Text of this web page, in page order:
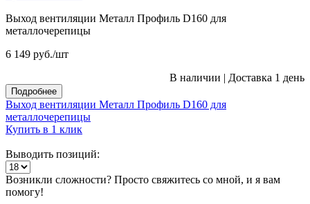
Выход вентиляции Металл Профиль D160 для
металлочерепицы
6 149 руб./шт
В наличии | Доставка 1 день
Подробнее
Выход вентиляции Металл Профиль D160 для
металлочерепицы
Купить в 1 клик
Выводить позиций:
Возникли сложности? Просто свяжитесь со мной, и я вам
помогу!